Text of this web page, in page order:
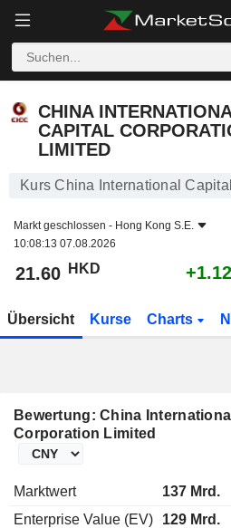
CHINA
CAPITAL
LIMITED
Kurs China International
Markt geschlossen - Hong Kong S.E.
10:08:13 07.08.2026
21.60 HKD
Übersicht Kurse Charts
Bewertung: China
Corporation Limited
Marktwert 137 Mrd.
Enterprise Value (EV)
129 Mrd.